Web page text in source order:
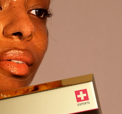
Profilo utente
I miei dispositivi
I miei indirizzi
I miei abbonamenti
Elixir
Set
Español
Português
Русский
繁體中文